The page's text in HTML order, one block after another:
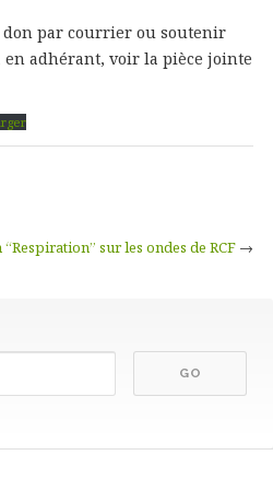
par courrier ou soutenir
en adhérant, voir la pièce jointe
sur les ondes de RCF →